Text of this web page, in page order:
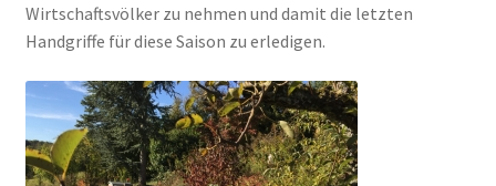
Wirtschaftsvölker zu nehmen und damit die letzten
Handgriffe für diese Saison zu erledigen.